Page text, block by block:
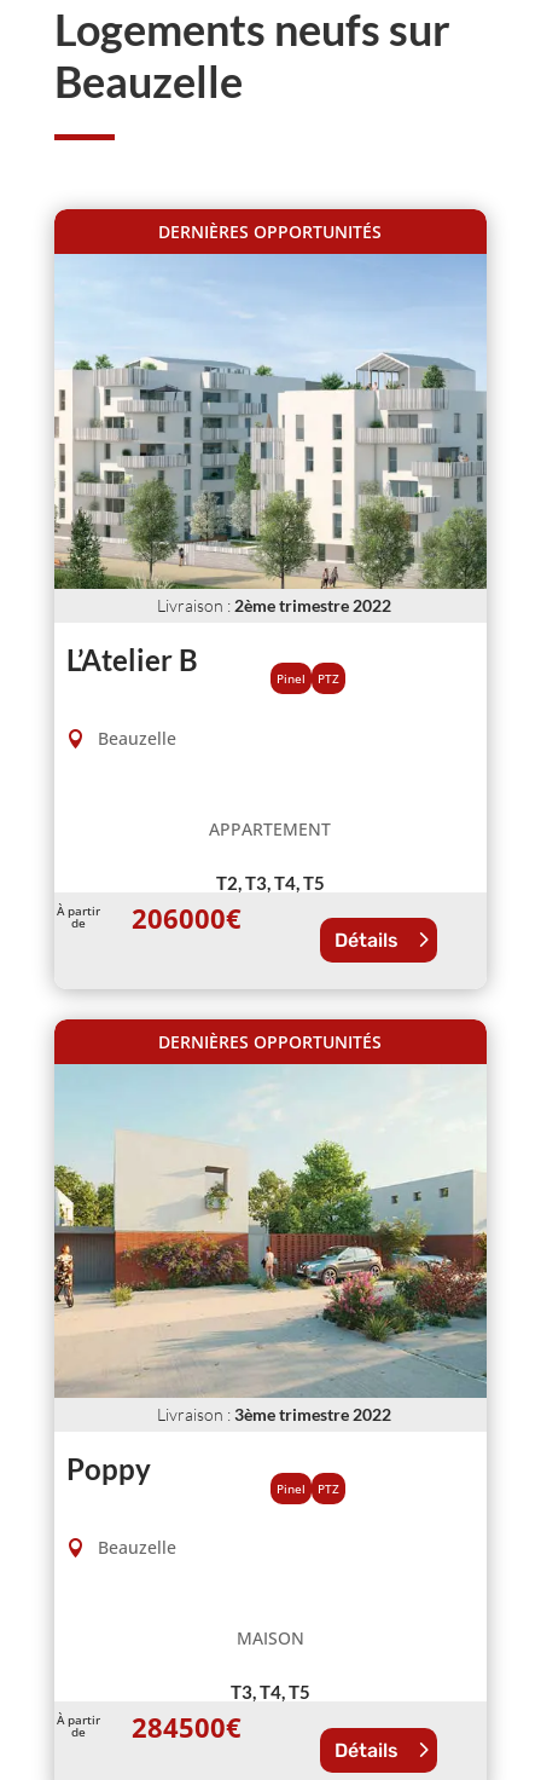
Logements neufs sur
Beauzelle
DERNIÈRES OPPORTUNITÉS
Livraison : 2ème trimestre 2022
L’Atelier B
Pinel PTZ
Beauzelle
APPARTEMENT
T2, T3, T4, T5
À partir
de 206000€
Détails
DERNIÈRES OPPORTUNITÉS
Livraison :3ème trimestre 2022
Poppy
Pinel PTZ
Beauzelle
MAISON
T3, T4, T5
À partir
de 284500€
Détails